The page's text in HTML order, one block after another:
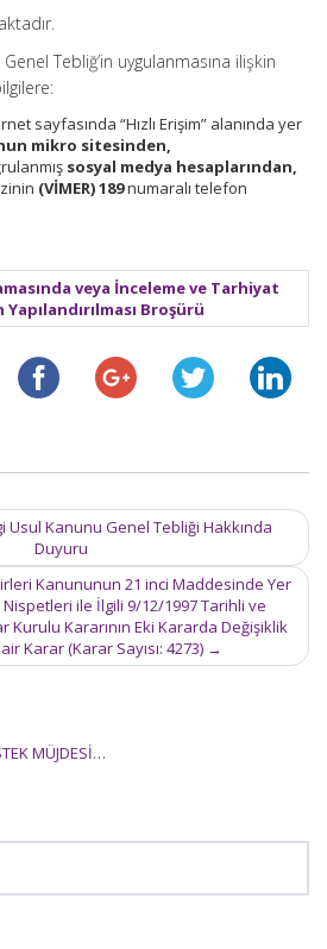
Genel Tebliğ’in uygulanmasına ilişkin
sayfasında “Hızlı Erişim” alanında yer
mikro sitesinden,
sosyal medya hesaplarından,
(VİMER) 189numaralı telefon
veya İnceleme ve Tarhiyat
Broşürü
Usul Kanunu Genel Tebliği Hakkında
Duyuru
Kanununun 21 inci Maddesinde Yer
ile İlgili 9/12/1997 Tarihli ve
Kurulu Kararının Eki Kararda Değişiklik
Karar (Karar Sayısı: 4273) →
MÜJDESİ…